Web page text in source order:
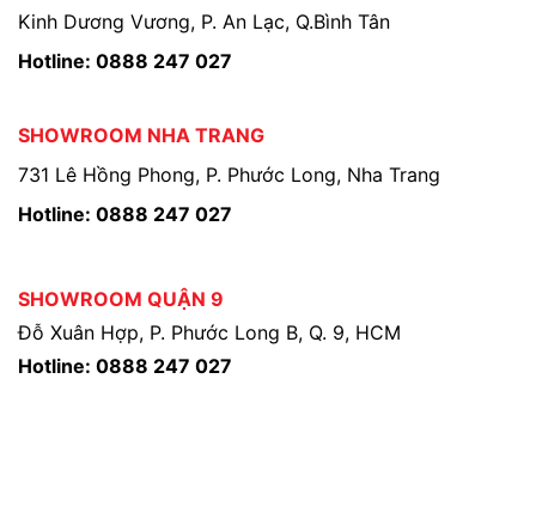
Kinh Dương Vương, P. An Lạc, Q.Bình Tân
Hotline: 0888 247 027
SHOWROOM NHA TRANG
731 Lê Hồng Phong, P. Phước Long, Nha Trang
Hotline: 0888 247 027
SHOWROOM QUẬN 9
Đỗ Xuân Hợp, P. Phước Long B, Q. 9, HCM
Hotline: 0888 247 027